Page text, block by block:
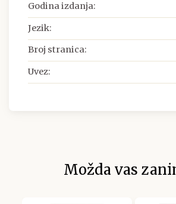
Godina izdanja:
Jezik:
Broj stranica:
Uvez:
Možda vas